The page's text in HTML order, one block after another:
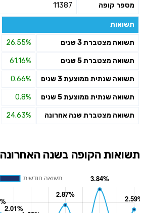
מספר קופה 11387
תשואות
תשואה מצטברת 3 שנים 26.55%
תשואה מצטברת 5 שנים 61.16%
תשואה שנתית ממוצעת 3 שנים 0.66%
תשואה שנתית ממוצעת 5 שנים 0.8%
תשואה מצטברת שנה אחרונה 24.63%
תשואות הקופה בשנה האחרונה